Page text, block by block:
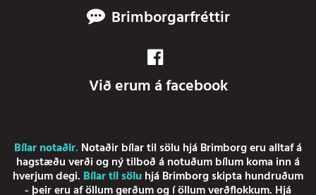
Brimborgarfréttir
Við erum á facebook
Bílar notaðir. Notaðir bílartil sölu hjá Brimborg eru alltaf á
hagstæðu verði og ný tilboð á notuðum bílum koma inn á
hverjum degi. Bílar til söluhjá Brimborg skipta hundruðum
- þeir eru af öllum gerðum og í öllum verðflokkum. Hjá